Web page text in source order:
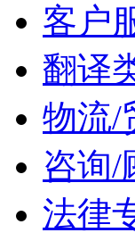
客户
翻译
物流/
咨询/
法律